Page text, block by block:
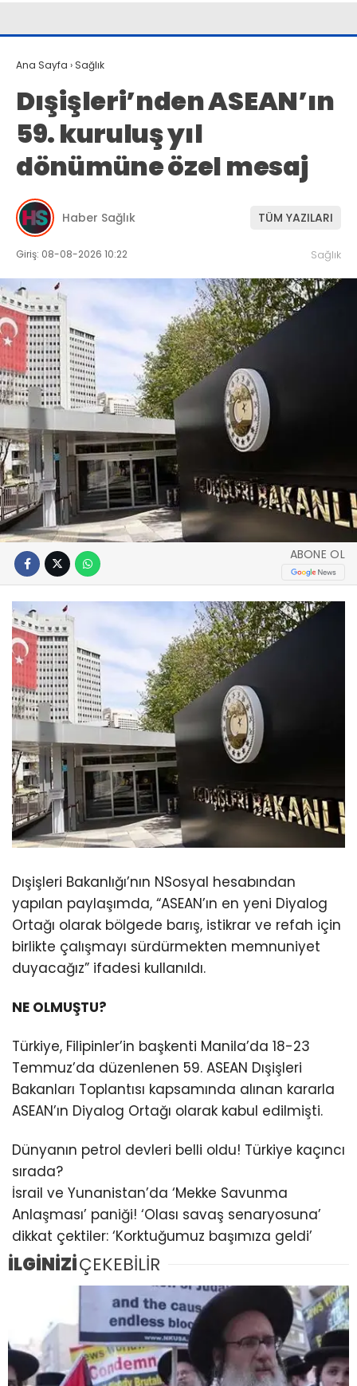
Ana Sayfa › Sağlık
Dışişleri’nden ASEAN’ın
59. kuruluş yıl
dönümüne özel mesaj
Haber Sağlık TÜM YAZILARI
Giriş: 08-08-2026 10:22 Sağlık
ABONE OL
Dışişleri Bakanlığı’nın NSosyal hesabından
yapılan paylaşımda, “ASEAN’ın en yeni Diyalog
Ortağı olarak bölgede barış, istikrar ve refah için
birlikte çalışmayı sürdürmekten memnuniyet
duyacağız” ifadesi kullanıldı.
NE OLMUŞTU?
Türkiye, Filipinler’in başkenti Manila’da 18-23
Temmuz’da düzenlenen 59. ASEAN Dışişleri
Bakanları Toplantısı kapsamında alınan kararla
ASEAN’ın Diyalog Ortağı olarak kabul edilmişti.
Dünyanın petrol devleri belli oldu! Türkiye kaçıncı
sırada?
İsrail ve Yunanistan’da ‘Mekke Savunma
Anlaşması’ paniği! ‘Olası savaş senaryosuna’
dikkat çektiler: ‘Korktuğumuz başımıza geldi’
İLGİNİZİÇEKEBİLİR